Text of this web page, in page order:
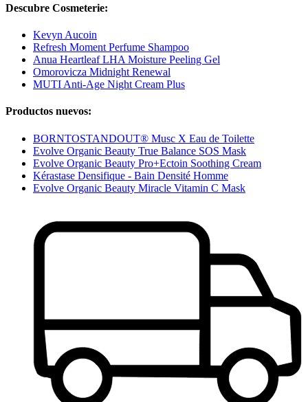
Descubre Cosmeterie:
Kevyn Aucoin
Refresh Moment Perfume Shampoo
Anua Heartleaf LHA Moisture Peeling Gel
Omorovicza Midnight Renewal
MUTI Anti-Age Night Cream Plus
Productos nuevos:
BORNTOSTANDOUT® Musc X Eau de Toilette
Evolve Organic Beauty True Balance SOS Mask
Evolve Organic Beauty Pro+Ectoin Soothing Cream
Kérastase Densifique - Bain Densité Homme
Evolve Organic Beauty Miracle Vitamin C Mask